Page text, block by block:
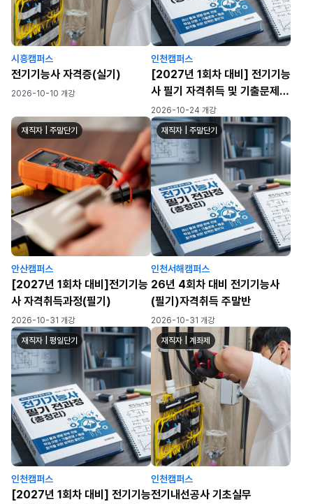
시흥캠퍼스
전기기능사 자격증(실기)
2026-10-10 개강
인천캠퍼스
[2027년 1회차 대비] 전기기능
사 필기 자격취득 및 기출문제
풀이반
2026-10-24 개강
재직자 | 주말단기
안산캠퍼스
[2027년 1회차 대비]전기기능
사 자격취득과정(필기)
2026-10-31 개강
재직자 | 주말단기
인천서해캠퍼스
26년 4회차 대비 전기기능사
(필기)자격취득 주말반
2026-10-31 개강
재직자 | 평일단기
인천캠퍼스
[2027년 1회차 대비] 전기기능
재직자 | 계좌제
인천캠퍼스
전기내선공사 기초실무